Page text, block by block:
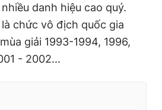
danh hiệu cao quý.
chức vô địch quốc gia
giải 1993-1994, 1996,
- 2002...